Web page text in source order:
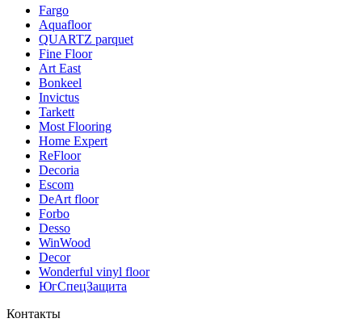
Fargo
Aquafloor
QUARTZ parquet
Fine Floor
Art East
Bonkeel
Invictus
Tarkett
Most Flooring
Home Expert
ReFloor
Decoria
Escom
DeArt floor
Forbo
Desso
WinWood
Decor
Wonderful vinyl floor
ЮгСпецЗащита
Контакты